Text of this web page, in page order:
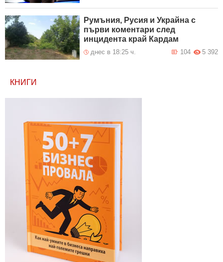
Румъния, Русия и Украйна с
първи коментари след
инцидента край Кардам
днес в 18:25 ч. 5 392
104
КНИГИ